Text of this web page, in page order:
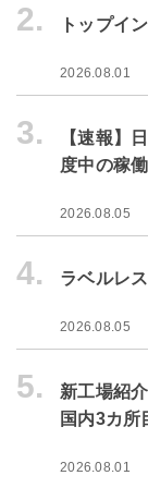
2. トップイ
2026.08.01
3.
【速報】
度中の稼
2026.08.05
4. ラベルレ
2026.08.05
5.
新工場紹
国内3カ所
2026.08.01